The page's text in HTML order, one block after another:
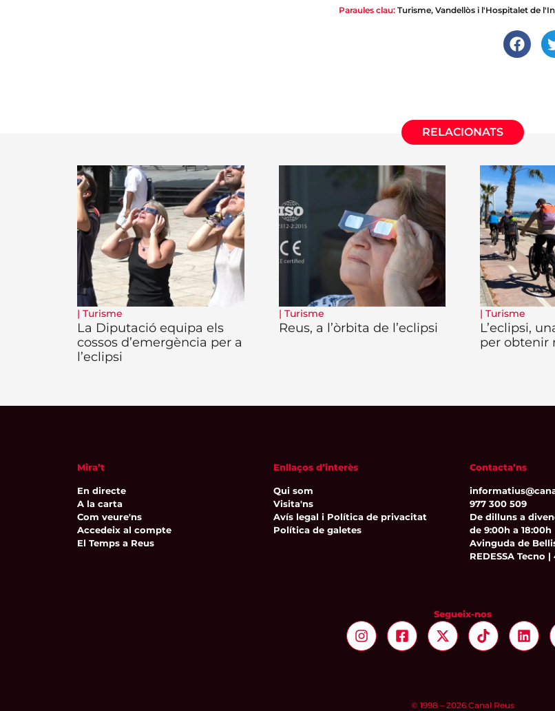
Paraules clau: Turisme, Vandellòs i l'Hospitalet de
RELACIONATS
| Turisme
La Diputació equipa els
cossos d’emergència per a
l’eclipsi
| Turisme
Reus, a l’òrbita de l’eclipsi
| Turisme
L’eclipsi,
per obtenir
Mira’t
En directe
A la carta
Com veure'ns
Accedeix al compte
El Temps a Reus
Enllaços d’interès
Qui som
Visita'ns
Avís legal i Política de privacitat
Política de galetes
Contacta’ns
977 300 509
De dilluns a
de 9:00h a 18:00h
Avinguda de
REDESSA Tecno
Segueix-nos
© 1998 – 2026 Canal Reus